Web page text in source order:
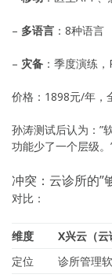
– 多语言 ：8种语言
– 灾备 ：季度演练
价格：1898元/年，
孙涛测试后认为：”
功能少了一个层级。
冲突：云诊所的”
对比：
维度 X兴云（云
定位
诊所管理